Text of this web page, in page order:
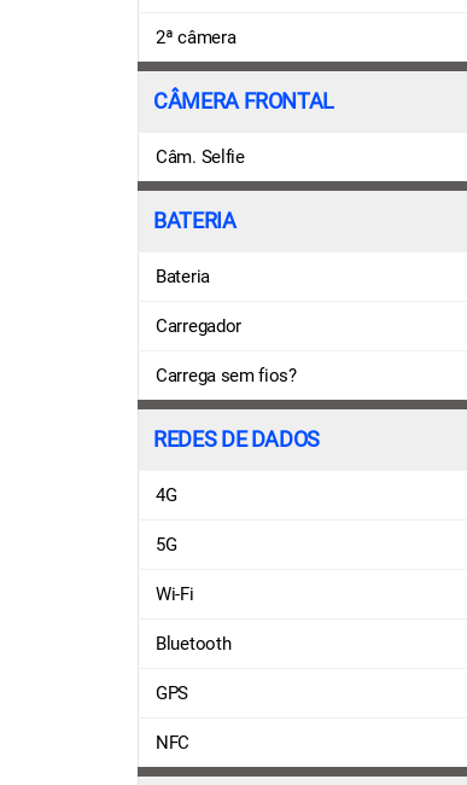
2ª câmera
CÂMERA FRONTAL
Câm. Selfie
BATERIA
Bateria
Carregador
Carrega sem fios?
REDES DE DADOS
4G
5G
Wi-Fi
Bluetooth
GPS
NFC